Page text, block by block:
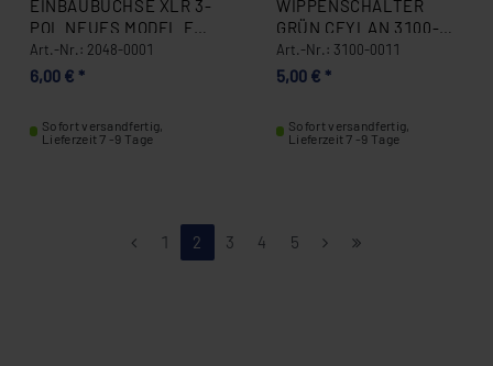
EINBAUBUCHSE XLR 3-
POL NEUES MODEL FÜR
NG 3 UND NG4 2048-
0001
Art.-Nr.: 2048-0001
6,00 € *
Sofort versandfertig,
Lieferzeit 7 -9 Tage
WIPPENSCHALTER
GRÜN CEYLAN 3100-
0011
Art.-Nr.: 3100-0011
5,00 € *
Sofort versandfertig,
Lieferzeit 7 -9 Tage
1 2 3 4 5